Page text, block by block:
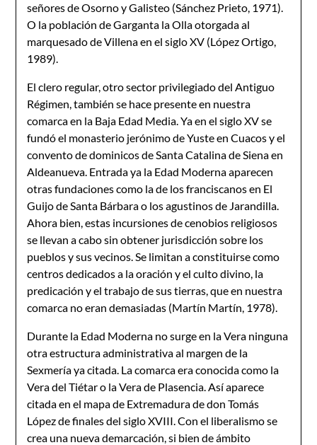
señores de Osorno y Galisteo (Sánchez Prieto, 1971).
O la población de Garganta la Olla otorgada al
marquesado de Villena en el siglo XV (López Ortigo,
1989).
El clero regular, otro sector privilegiado del Antiguo
Régimen, también se hace presente en nuestra
comarca en la Baja Edad Media. Ya en el siglo XV se
fundó el monasterio jerónimo de Yuste en Cuacos y el
convento de dominicos de Santa Catalina de Siena en
Aldeanueva. Entrada ya la Edad Moderna aparecen
otras fundaciones como la de los franciscanos en El
Guijo de Santa Bárbara o los agustinos de Jarandilla.
Ahora bien, estas incursiones de cenobios religiosos
se llevan a cabo sin obtener jurisdicción sobre los
pueblos y sus vecinos. Se limitan a constituirse como
centros dedicados a la oración y el culto divino, la
predicación y el trabajo de sus tierras, que en nuestra
comarca no eran demasiadas (Martín Martín, 1978).
Durante la Edad Moderna no surge en la Vera ninguna
otra estructura administrativa al margen de la
Sexmería ya citada. La comarca era conocida como la
Vera del Tiétar o la Vera de Plasencia. Así aparece
citada en el mapa de Extremadura de don Tomás
López de finales del siglo XVIII. Con el liberalismo se
crea una nueva demarcación, si bien de ámbito